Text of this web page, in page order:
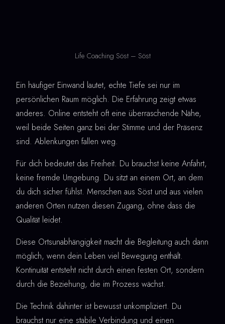
Life Coaching Söst – Söst
Ein häufiger Einwand lautet, echte Tiefe sei nur im
persönlichen Raum möglich. Die Erfahrung zeigt etwas
anderes. Online entsteht oft eine überraschende Nähe,
weil beide Seiten ganz bei der Stimme und der Präsenz
sind. Ablenkungen fallen weg.
Für dich bedeutet das Freiheit. Du brauchst keine Anfahrt,
keine fremde Umgebung. Du sitzt an einem Ort, an dem
du dich sicher fühlst. Menschen aus Söst und aus vielen
anderen Orten nutzen diesen Zugang, ohne dass die
Qualität leidet.
Diese Ortsunabhängigkeit macht die Begleitung auch dann
möglich, wenn dein Leben viel Bewegung enthält.
Kontinuität entsteht nicht durch einen festen Ort, sondern
durch die Beziehung, die im Prozess wächst.
Die Technik dahinter ist bewusst unkompliziert. Du
brauchst nur eine stabile Verbindung und einen